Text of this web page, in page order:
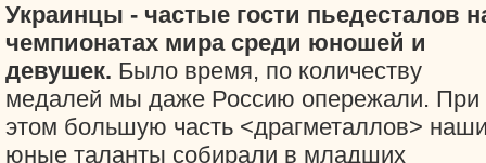
Украинцы - частые гости пьедесталов
чемпионатах мира среди юношей и
девушек. Было время, по количеству
медалей мы даже Россию опережали. При
этом большую часть <драгметаллов>
юные таланты собирали в младших